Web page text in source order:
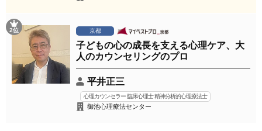
2位 京都
子どもの心の成長を支える心理ケア、大
人のカウンセリングのプロ
平井正三
心理カウンセラー 臨床心理士 精神分析的心理療法士
御池心理療法センター